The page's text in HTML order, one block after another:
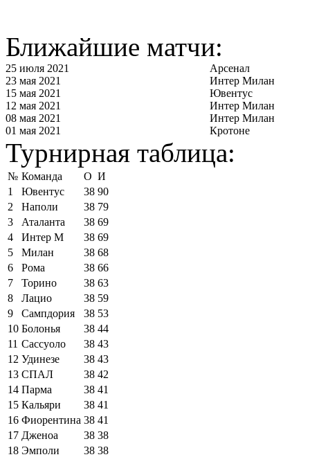
Ближайшие матчи:
25 июля 2021
Арсенал
23 мая 2021
Интер Милан
15 мая 2021
Ювентус
12 мая 2021
Интер Милан
08 мая 2021
Интер Милан
01 мая 2021
Кротоне
Турнирная таблица:
№ Команда О И
1
Ювентус 38 90
2
Наполи 38 79
3
Аталанта 38 69
4
Интер М 38 69
5
Милан 38 68
6
Рома 38 66
7
Торино 38 63
8
Лацио 38 59
9
Сампдория 38 53
10 Болонья 38 44
11 Сассуоло 38 43
12 Удинезе 38 43
13 СПАЛ 38 42
14 Парма 38 41
15 Кальяри 38 41
16 Фиорентина 38 41
17 Дженоа 38 38
18 Эмполи 38 38